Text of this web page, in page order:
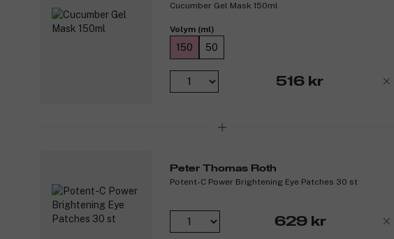
Cucumber Gel Mask 150ml
Volym (ml)
150 50
516 kr
Peter Thomas Roth
Potent-C Power Brightening Eye Patches 30 st
629 kr